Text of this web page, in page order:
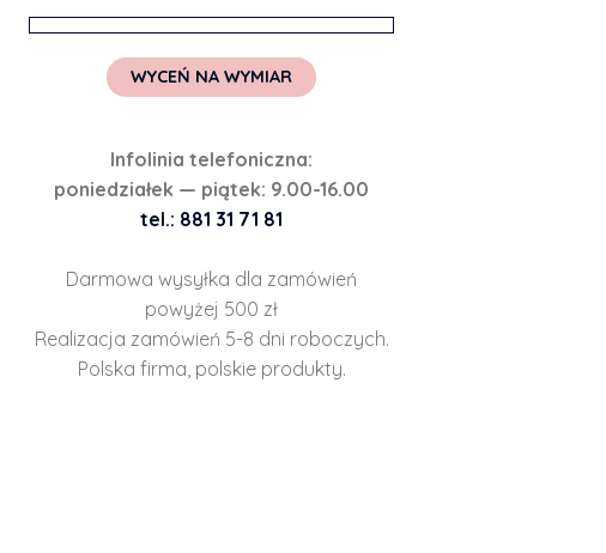
WYCEŃ NA WYMIAR
Infolinia telefoniczna:
poniedziałek — piątek: 9.00-16.00
tel.: 881 31 71 81
Darmowa wysyłka dla zamówień
powyżej 500 zł
Realizacja zamówień 5-8 dni roboczych.
Polska firma, polskie produkty.